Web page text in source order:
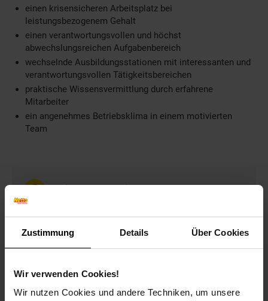
Zustimmung Details Über Cookies
Wir verwenden Cookies!
Wir nutzen Cookies und andere Techniken, um unsere
einen krisensicheren Arbeitsplatz bei
leistungsbezogenem Gehalt
einen verantwortungsvollen und höchst
abwechslungsreichen Aufgabenbereich
wechselnde Ausbildungsstationen mit interessanten und
verantwortungsvollen Tätigkeitsbereichen
praktische Wissensvermittlung durch erfahrene
Mitarbeiter
ein angenehmes Betriebsklima in einem motivierten
Team
Weitere Informationen
frühestmöglichen Eintrittstermin und Ihre
Gehaltsvorstellung an. Wir freuen uns auf Ihre
vollständige Bewerbung!